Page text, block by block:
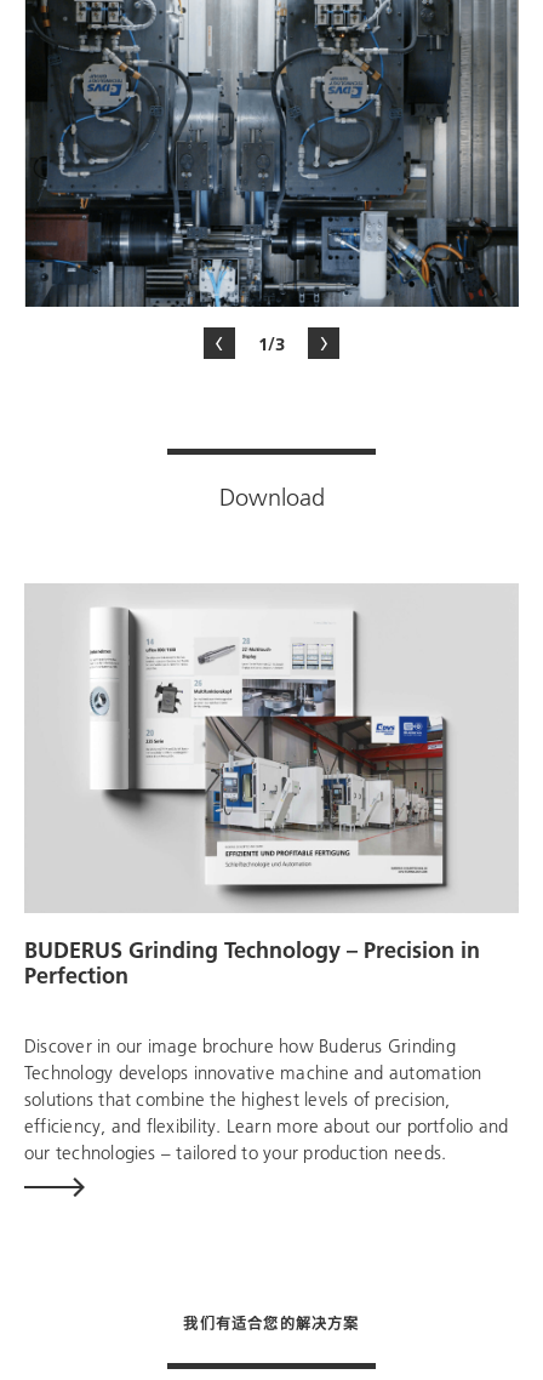
1/3
Download
BUDERUS Grinding Technology – Precision in
Perfection
Discover in our image brochure how Buderus Grinding
Technology develops innovative machine and automation
solutions that combine the highest levels of precision,
efficiency, and flexibility. Learn more about our portfolio and
our technologies – tailored to your production needs.
我们有适合您的解决方案